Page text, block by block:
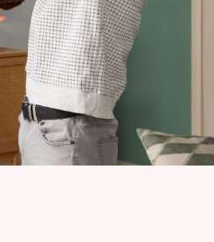
která by mohla být těmi
vedle sebe.